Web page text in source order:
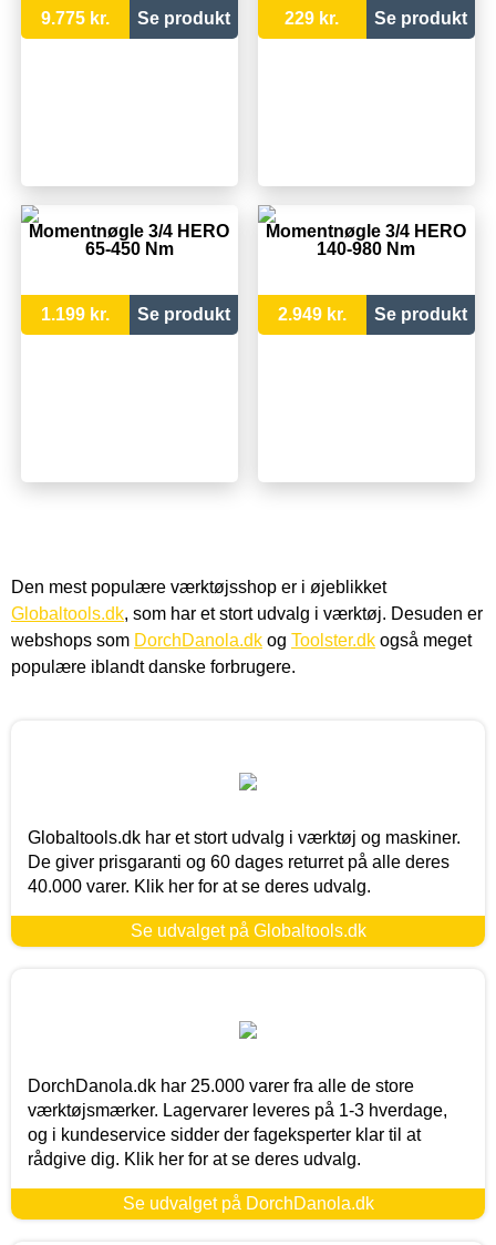
9.775 kr.
Se produkt 229 kr. Se produkt
Momentnøgle 3/4 HERO
65-450 Nm
1.199 kr. Se produkt
Momentnøgle 3/4 HERO
140-980 Nm
2.949 kr. Se produkt
Den mest populære værktøjsshop er i øjeblikket
Globaltools.dk, som har et stort udvalg i værktøj. Desuden er
webshops som DorchDanola.dk og Toolster.dk også meget
populære iblandt danske forbrugere.
Globaltools.dk har et stort udvalg i værktøj og maskiner.
De giver prisgaranti og 60 dages returret på alle deres
40.000 varer. Klik her for at se deres udvalg.
Se udvalget på Globaltools.dk
DorchDanola.dk har 25.000 varer fra alle de store
værktøjsmærker. Lagervarer leveres på 1-3 hverdage,
og i kundeservice sidder der fageksperter klar til at
rådgive dig. Klik her for at se deres udvalg.
Se udvalget på DorchDanola.dk